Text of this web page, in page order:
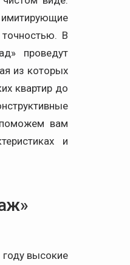
имитирующие
В
проведут
из которых
квартир до
поможем вам
и
высокие